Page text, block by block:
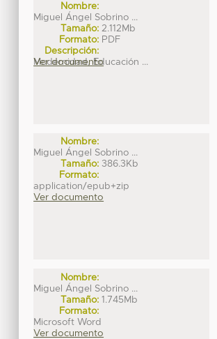
Nombre:
Miguel Ángel Sobrino ...
Tamaño: 2.112Mb
Formato: PDF
Descripción:
Modernidad, Educación ...
Ver documento
Nombre:
Miguel Ángel Sobrino ...
Tamaño: 386.3Kb
Formato:
application/epub+zip
Ver documento
Nombre:
Miguel Ángel Sobrino ...
Tamaño: 1.745Mb
Formato:
Microsoft Word
Ver documento